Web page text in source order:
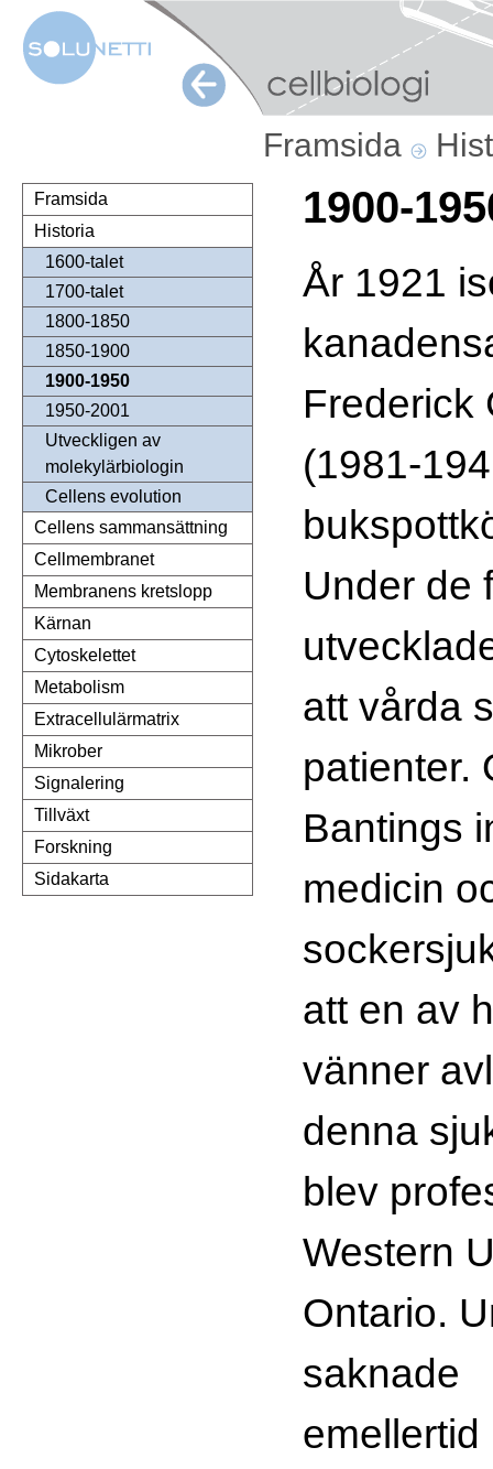
Framsida
Framsida
Historia
1600-talet
1700-talet
1800-1850
1850-1900
1900-1950
1950-2001
Utveckligen av
molekylärbiologin
Cellens evolution
Cellens sammansättning
Cellmembranet
Membranens kretslopp
Kärnan
Cytoskelettet
Metabolism
Extracellulärmatrix
Mikrober
Signalering
Tillväxt
Forskning
Sidakarta
1900-
År 1921
Frederick
(1981-
Under de
att vårda
patienter.
Bantings
medicin
att en av
vänner
denna
blev
Western
Ontario.
saknade
emellertid